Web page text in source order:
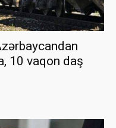
10 vaqon daş